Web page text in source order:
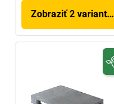
Zobraziť 2 variantov